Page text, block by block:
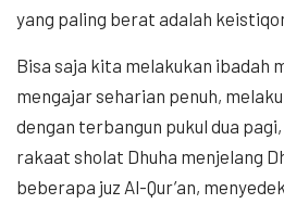
yang paling berat adalah
Bisa saja kita melakukan ibadah
mengajar seharian penuh,
dengan terbangun pukul dua
rakaat sholat Dhuha menjelang
beberapa juz Al-Qur’an,